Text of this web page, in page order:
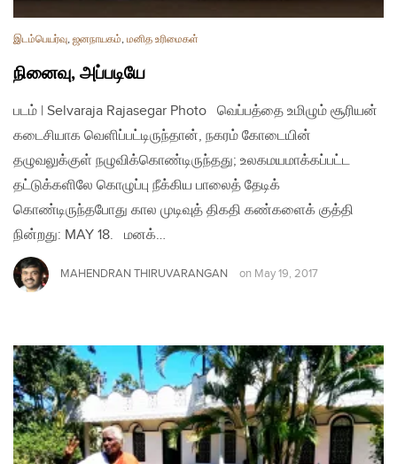
இடம்பெயர்வு, ஜனநாயகம், மனித உரிமைகள்
நினைவு, அப்படியே
படம் | Selvaraja Rajasegar Photo வெப்பத்தை உமிழும் சூரியன்
கடைசியாக‌ வெளிப்பட்டிருந்தான், நகரம் கோடையின்
தழுவலுக்குள் நழுவிக்கொண்டிருந்தது; உலகமயமாக்கப்பட்ட‌
தட்டுக்களிலே கொழுப்பு நீக்கிய பாலைத் தேடிக்
கொண்டிருந்தபோது கால முடிவுத் திகதி கண்களைக் குத்தி
நின்றது: MAY 18. மனக்…
MAHENDRAN THIRUVARANGAN on May 19, 2017